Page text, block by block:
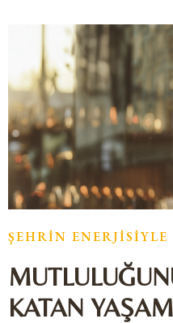
ŞEHRİN ENERJİSİYLE
KATAN YAŞAM